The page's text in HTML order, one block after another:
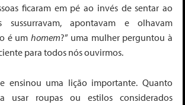
ficaram em pé ao invés de sentar ao
sussurravam, apontavam e olhavam
é um homem?” uma mulher perguntou à
para todos nós ouvirmos.
ensinou uma lição importante. Quanto
usar roupas ou estilos considerados